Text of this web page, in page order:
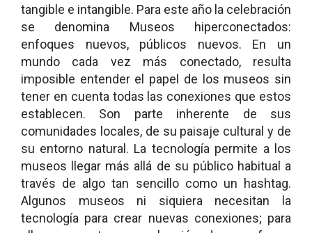
tangible e intangible. Para este año la celebración
se denomina Museos hiperconectados:
enfoques nuevos, públicos nuevos. En un
mundo cada vez más conectado, resulta
imposible entender el papel de los museos sin
tener en cuenta todas las conexiones que estos
establecen. Son parte inherente de sus
comunidades locales, de su paisaje cultural y de
su entorno natural. La tecnología permite a los
museos llegar más allá de su público habitual a
través de algo tan sencillo como un hashtag.
Algunos museos ni siquiera necesitan la
tecnología para crear nuevas conexiones; para